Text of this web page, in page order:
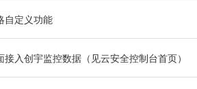
自定义功能
入创宇监控数据（见云安全控制台首页）